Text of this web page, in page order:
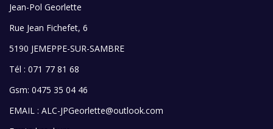
Jean-Pol Georlette
Rue Jean Fichefet, 6
5190 JEMEPPE-SUR-SAMBRE
Tél : 071 77 81 68
Gsm: 0475 35 04 46
EMAIL : ALC-JPGeorlette@outlook.com